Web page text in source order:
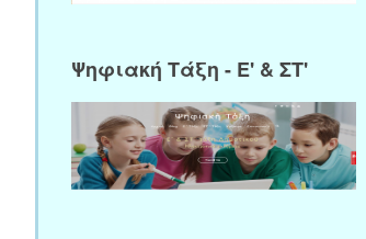
Ψηφιακή Τάξη - Ε' & ΣΤ'